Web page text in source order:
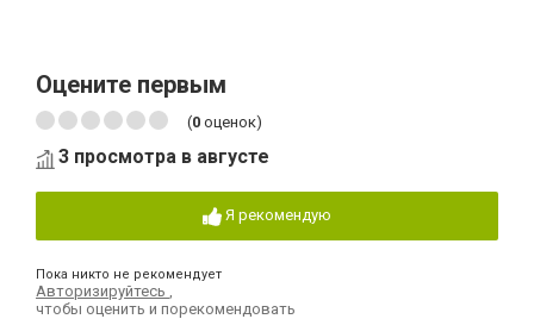
Оцените первым
(0 оценок)
3 просмотра в августе
Я рекомендую
Пока никто не рекомендует
Авторизируйтесь
чтобы оценить и порекомендовать